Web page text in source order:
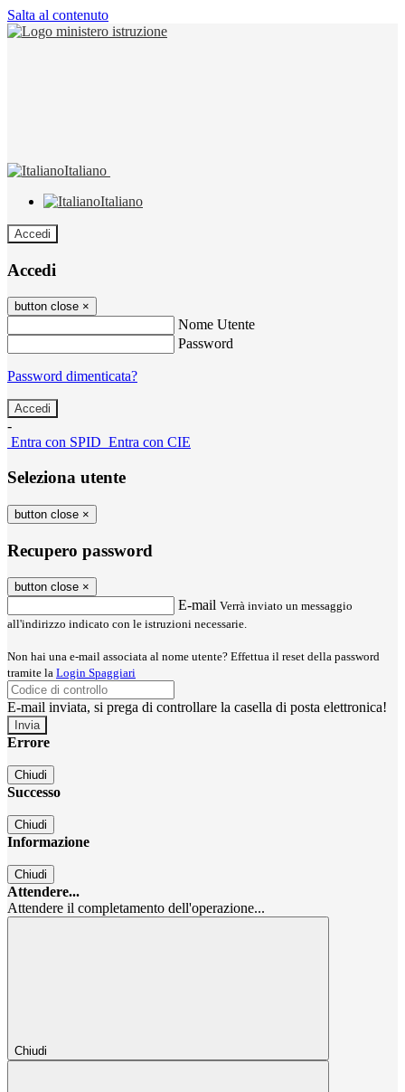
Salta al contenuto
Italiano
Italiano
Accedi
Accedi
button close ×
Nome Utente
Password
Password dimenticata?
-
Entra con SPID Entra con CIE
Seleziona utente
button close ×
Recupero password
button close ×
E-mail Verrà inviato un messaggio
all'indirizzo indicato con le istruzioni necessarie.
Non hai una e-mail associata al nome utente? Effettua il reset della password
tramite la Login Spaggiari
E-mail inviata, si prega di controllare la casella di posta elettronica!
Errore
Chiudi
Successo
Chiudi
Informazione
Chiudi
Attendere...
Attendere il completamento dell'operazione...
Chiudi